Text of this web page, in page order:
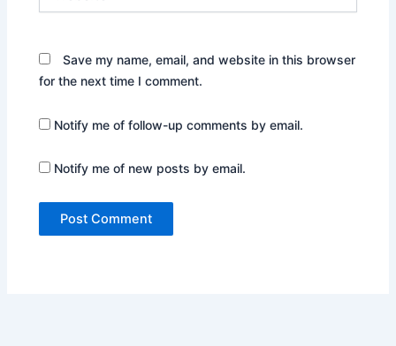
Save my name, email, and website in this browser
for the next time I comment.
Notify me of follow-up comments by email.
Notify me of new posts by email.